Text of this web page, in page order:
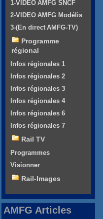
1-VIDEO AMFG SNCF
2-VIDEO AMFG Modélis
3-(En direct AMFG-TV)
Programme
régional
Infos régionales 1
Infos régionales 2
Infos régionales 3
Infos régionales 4
Infos régionales 6
Infos régionales 7
Rail TV
Programmes
Visionner
Rail-Images
AMFG Articles